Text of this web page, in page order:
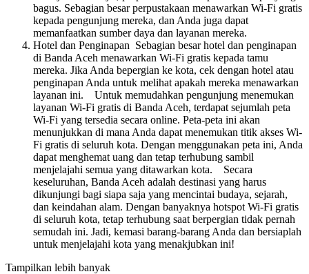
bagus. Sebagian besar perpustakaan menawarkan Wi-Fi gratis
kepada pengunjung mereka, dan Anda juga dapat
memanfaatkan sumber daya dan layanan mereka.
Hotel dan Penginapan Sebagian besar hotel dan penginapan
di Banda Aceh menawarkan Wi-Fi gratis kepada tamu
mereka. Jika Anda bepergian ke kota, cek dengan hotel atau
penginapan Anda untuk melihat apakah mereka menawarkan
layanan ini. Untuk memudahkan pengunjung menemukan
layanan Wi-Fi gratis di Banda Aceh, terdapat sejumlah peta
Wi-Fi yang tersedia secara online. Peta-peta ini akan
menunjukkan di mana Anda dapat menemukan titik akses Wi-
Fi gratis di seluruh kota. Dengan menggunakan peta ini, Anda
dapat menghemat uang dan tetap terhubung sambil
menjelajahi semua yang ditawarkan kota. Secara
keseluruhan, Banda Aceh adalah destinasi yang harus
dikunjungi bagi siapa saja yang mencintai budaya, sejarah,
dan keindahan alam. Dengan banyaknya hotspot Wi-Fi gratis
di seluruh kota, tetap terhubung saat berpergian tidak pernah
semudah ini. Jadi, kemasi barang-barang Anda dan bersiaplah
untuk menjelajahi kota yang menakjubkan ini!
Tampilkan lebih banyak